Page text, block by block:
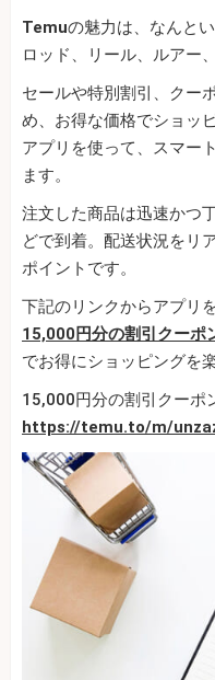
Temuの魅力は、なんと
ロッド、リール、ルアー
セールや特別割引、クー
め、お得な価格でショッ
アプリを使って、スマー
ます。
注文した商品は迅速かつ
どで到着。配送状況をリ
ポイントです。
下記のリンクからアプリ
15,000円分の割引クーポ
でお得にショッピングを
15,000円分の割引クーポ
https://temu.to/m/